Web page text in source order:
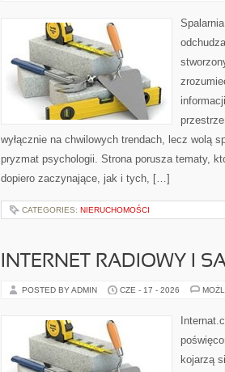
wyłącznie na chwilowych trendach, lecz wolą
pryzmat psychologii. Strona porusza tematy,
dopiero zaczynające, jak i tych, […]
CATEGORIES: NIERUCHOMOŚCI
INTERNET RADIOWY I
POSTED BY ADMIN CZE - 17 - 2026
kojarzą